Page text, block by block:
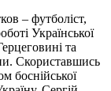
– футболіст,
Української
та
Скориставшись
боснійської